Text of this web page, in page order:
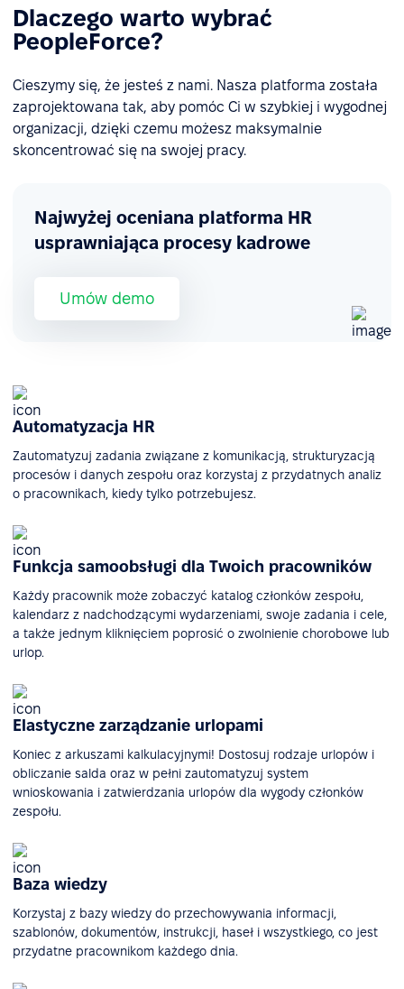
Dlaczego warto wybrać
PeopleForce?
Cieszymy się, że jesteś z nami. Nasza platforma została
zaprojektowana tak, aby pomóc Ci w szybkiej i wygodnej
organizacji, dzięki czemu możesz maksymalnie
skoncentrować się na swojej pracy.
Najwyżej oceniana platforma HR
usprawniająca procesy kadrowe
Umów demo
Automatyzacja HR
Zautomatyzuj zadania związane z komunikacją, strukturyzacją
procesów i danych zespołu oraz korzystaj z przydatnych analiz
o pracownikach, kiedy tylko potrzebujesz.
Funkcja samoobsługi dla Twoich pracowników
Każdy pracownik może zobaczyć katalog członków zespołu,
kalendarz z nadchodzącymi wydarzeniami, swoje zadania i cele,
a także jednym kliknięciem poprosić o zwolnienie chorobowe lub
urlop.
Elastyczne zarządzanie urlopami
Koniec z arkuszami kalkulacyjnymi! Dostosuj rodzaje urlopów i
obliczanie salda oraz w pełni zautomatyzuj system
wnioskowania i zatwierdzania urlopów dla wygody członków
zespołu.
Baza wiedzy
Korzystaj z bazy wiedzy do przechowywania informacji,
szablonów, dokumentów, instrukcji, haseł i wszystkiego, co jest
przydatne pracownikom każdego dnia.